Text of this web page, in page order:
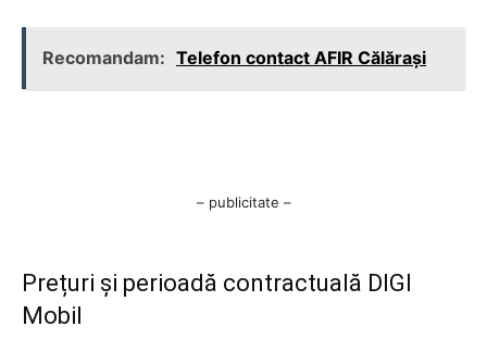
Recomandam: Telefon contact AFIR Călăraşi
– publicitate –
Prețuri și perioadă contractuală DIGI
Mobil